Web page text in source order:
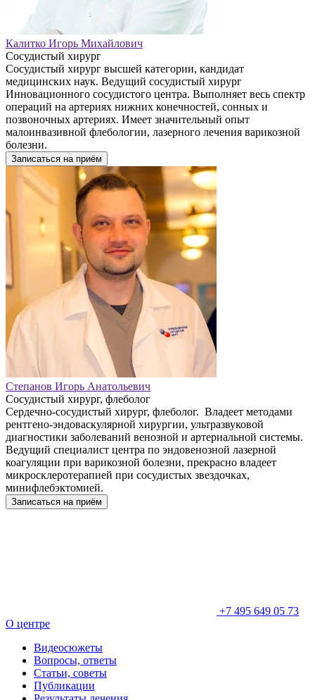
Калитко Игорь Михайлович
Сосудистый хирург
Сосудистый хирург высшей категории, кандидат
медицинских наук. Ведущий сосудистый хирург
Инновационного сосудистого центра. Выполняет весь спектр
операций на артериях нижних конечностей, сонных и
позвоночных артериях. Имеет значительный опыт
малоинвазивной флебологии, лазерного лечения варикозной
болезни.
Записаться на приём
Степанов Игорь Анатольевич
Сосудистый хирург, флеболог
Сердечно-сосудистый хирург, флеболог. Владеет методами
рентгено-эндоваскулярной хирургии, ультразвуковой
диагностики заболеваний венозной и артериальной системы.
Ведущий специалист центра по эндовенозной лазерной
коагуляции при варикозной болезни, прекрасно владеет
микросклеротерапией при сосудистых звездочках,
минифлебэктомией.
Записаться на приём
+7 495 649 05 73
О центре
Видеосюжеты
Вопросы, ответы
Статьи, советы
Публикации